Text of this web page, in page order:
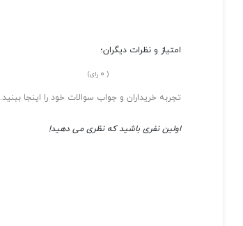
امتیاز و نظرات دیگران؛
(
0 رای)
تجربه خریداران و جواب سوالات خود را اینجا ببنید.
اولین نفری باشید که نظری می دهید!